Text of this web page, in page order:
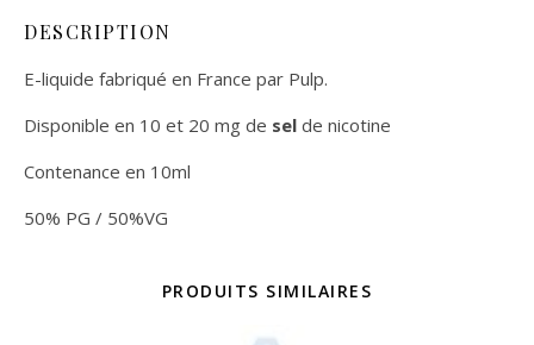
DESCRIPTION
E-liquide fabriqué en France par Pulp.
Disponible en 10 et 20 mg de sel de nicotine
Contenance en 10ml
50% PG / 50%VG
PRODUITS SIMILAIRES